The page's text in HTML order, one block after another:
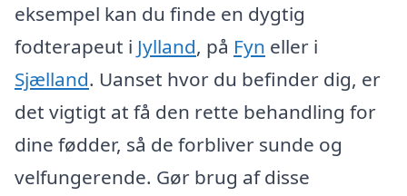
eksempel kan du finde en dygtig
fodterapeut i Jylland, på Fyn eller i
Sjælland. Uanset hvor du befinder dig, er
det vigtigt at få den rette behandling for
dine fødder, så de forbliver sunde og
velfungerende. Gør brug af disse